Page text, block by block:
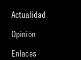
Actualidad
Opinión
Enlaces